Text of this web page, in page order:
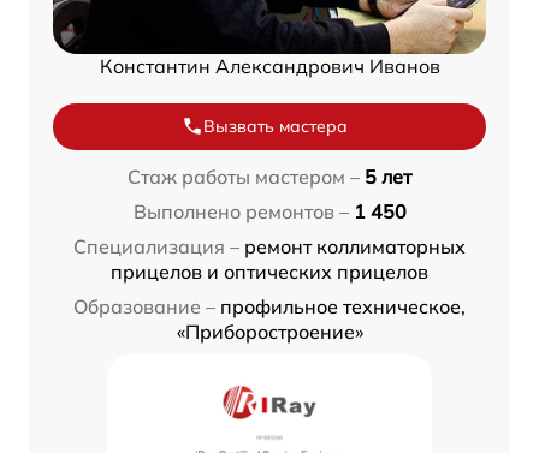
Константин Александрович Иванов
Вызвать мастера
Стаж работы мастером – 5 лет
Выполнено ремонтов – 1 450
Специализация – ремонт коллиматорных
прицелов и оптических прицелов
Образование – профильное техническое,
«Приборостроение»